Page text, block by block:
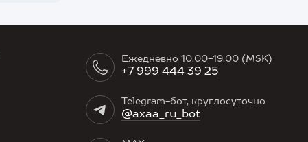
Ежедневно 10.00-19.00 (MSK)
+7 999 444 39 25
Telegram-бот, круглосуточно
@axaa_ru_bot